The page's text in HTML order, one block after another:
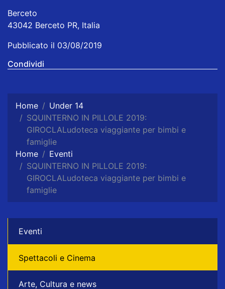
Berceto
43042 Berceto PR, Italia
Pubblicato il 03/08/2019
Condividi
Home
Under 14
SQUINTERNO IN PILLOLE 2019:
GIROCLALudoteca viaggiante per bimbi e
famiglie
Home
Eventi
SQUINTERNO IN PILLOLE 2019:
GIROCLALudoteca viaggiante per bimbi e
famiglie
Eventi
Spettacoli e Cinema
Arte, Cultura e news